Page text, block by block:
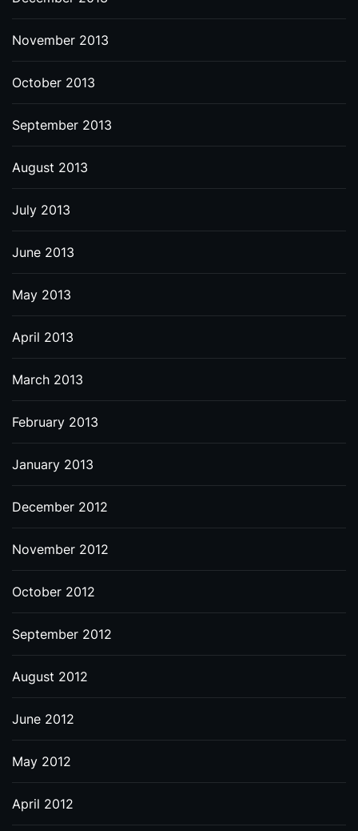
November 2013
October 2013
September 2013
August 2013
July 2013
June 2013
May 2013
April 2013
March 2013
February 2013
January 2013
December 2012
November 2012
October 2012
September 2012
August 2012
June 2012
May 2012
April 2012